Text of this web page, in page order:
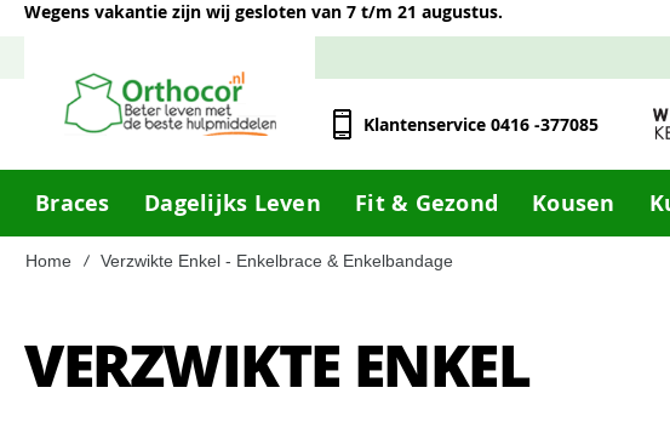
Wegens vakantie zijn wij gesloten van 7 t/m 21 augustus.
Klantenservice 0416 -377085
Braces Dagelijks Leven Fit & Gezond Kousen
Home Verzwikte Enkel - Enkelbrace & Enkelbandage
VERZWIKTE ENKEL